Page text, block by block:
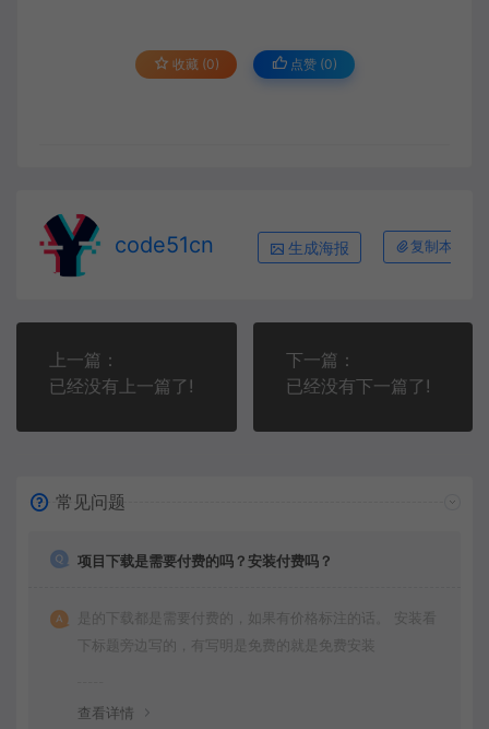
收藏 (0) 点赞 (0)
code51cn 生成海报 复制本文链
上一篇：
已经没有上一篇了!
下一篇：
已经没有下一篇了!
常见问题
项目下载是需要付费的吗？安装付费吗？
是的下载都是需要付费的，如果有价格标注的话。 安装看
下标题旁边写的，有写明是免费的就是免费安装
查看详情